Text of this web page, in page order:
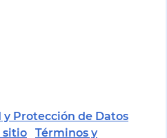
Protección de Datos
sitio Términos y